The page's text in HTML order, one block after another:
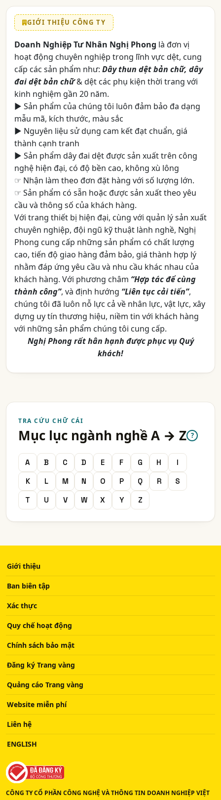
GIỚI THIỆU CÔNG TY
Doanh Nghiệp Tư Nhân Nghị Phong là đơn vị
hoạt động chuyên nghiệp trong lĩnh vực dệt, cung
cấp các sản phẩm như: Dây thun dệt bản chữ, dây
đai dệt bản chữ& dệt các phụ kiện thời trang với
kinh nghiệm gần 20 năm.
► Sản phẩm của chúng tôi luôn đảm bảo đa dạng
mẫu mã, kích thước, màu sắc
► Nguyên liệu sử dụng cam kết đạt chuẩn, giá
thành cạnh tranh
► Sản phẩm dây đai dệt được sản xuất trên công
nghệ hiện đại, có độ bền cao, không xù lông
☞ Nhận làm theo đơn đặt hàng với số lượng lớn.
☞ Sản phẩm có sẵn hoặc được sản xuất theo yêu
cầu và thông số của khách hàng.
Với trang thiết bị hiện đại, cùng với quản lý sản xuất
chuyên nghiệp, đội ngũ kỹ thuật lành nghề, Nghị
Phong cung cấp những sản phẩm có chất lượng
cao, tiến độ giao hàng đảm bảo, giá thành hợp lý
nhằm đáp ứng yêu cầu và nhu cầu khác nhau của
khách hàng. Với phương châm “Hợp tác để cùng
thành công”, và định hướng “Liên tục cải tiến”,
chúng tôi đã luôn nỗ lực cả về nhân lực, vật lực, xây
dựng uy tín thương hiệu, niềm tin với khách hàng
với những sản phẩm chúng tôi cung cấp.
Nghị Phong rất hân hạnh được phục vụ Quý
khách!
TRA CỨU CHỮ CÁI
Mục lục ngành nghề A → Z ?
A B C D E F G H
I
K
L M N O P Q R
S
T
U V W X Y Z
Giới thiệu
Ban biên tập
Xác thực
Quy chế hoạt động
Chính sách bảo mật
Đăng ký Trang vàng
Quảng cáo Trang vàng
Website miễn phí
Liên hệ
ENGLISH
CÔNG TY CỔ PHẦN CÔNG NGHỆ VÀ THÔNG TIN DOANH NGHIỆP VIỆT